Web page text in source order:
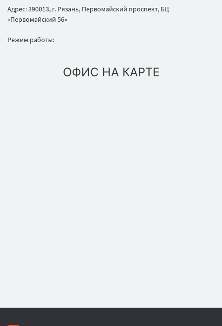
Адрес: 390013, г. Рязань, Первомайский проспект, БЦ
«Первомайский 56»
Режим работы:
ОФИС НА КАРТЕ